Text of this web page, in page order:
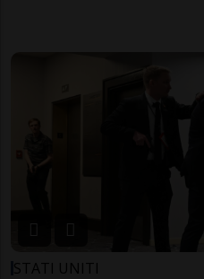
STATI UNITI